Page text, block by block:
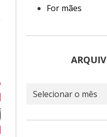
For mães
Arquivo